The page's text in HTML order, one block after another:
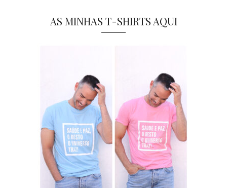
AS MINHAS T-SHIRTS AQUI